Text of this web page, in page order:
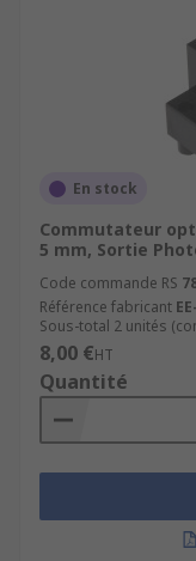
En stock
Commutateur
5 mm, Sortie
Code commande RS
Référence fabricant
Sous-total 2 unités
8,00 €HT
Quantité